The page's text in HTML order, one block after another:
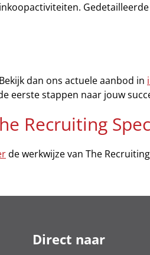
dan ons actuele aanbod in
eerste stappen naar jouw
Recruiting
de werkwijze van The
Direct naar